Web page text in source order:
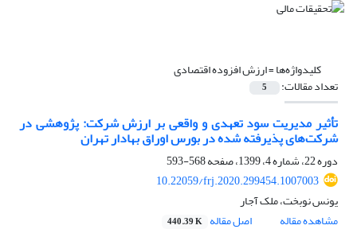
کلیدواژه‌ها =ارزش افزوده اقتصادی
تعداد مقالات: 5
تأثیر مدیریت سود تعهدی و واقعی بر ارزش شرکت: پژوهشی در
شرکت‌های پذیرفته ‌شده در بورس اوراق بهادار تهران
دوره 22، شماره 4، 1399، صفحه
568-593
10.22059/frj.2020.299454.1007003
یونس نوبخت، ملک آجار
مشاهده مقاله
اصل مقاله 440.39 K